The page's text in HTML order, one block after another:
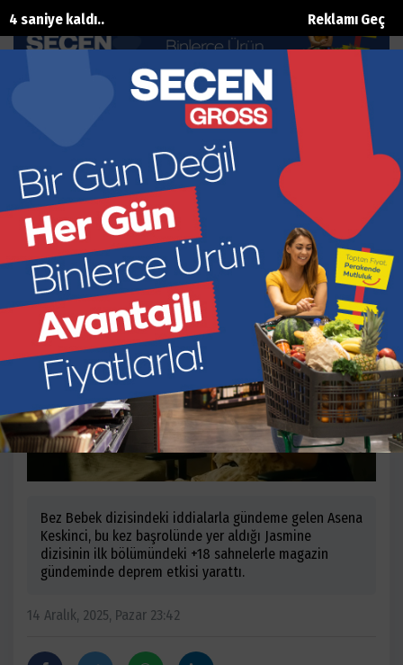
Reklamı Geç
3 saniye kaldı..
+18 sahneleri olay oldu
Ana Sayfa Magazin
Bez Bebek dizisindeki iddialarla gündeme gelen Asena
Keskinci, bu kez başrolünde yer aldığı Jasmine
dizisinin ilk bölümündeki +18 sahnelerle magazin
gündeminde deprem etkisi yarattı.
14 Aralık, 2025, Pazar 23:42